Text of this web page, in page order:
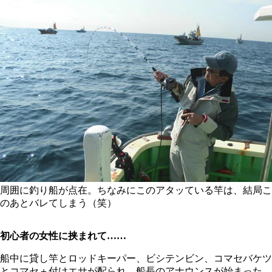
周囲に釣り船が点在。ちなみにこのアタッている竿は、結局こ
のあとバレてしまう（笑）
初心者の女性に挟まれて……
船中に貸し竿とロッドキーパー、ビシテンビン、コマセバケツ